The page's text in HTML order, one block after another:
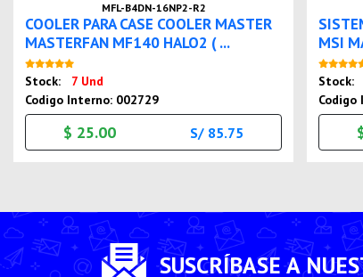
MFL-B4DN-16NP2-R2
COOLER PARA CASE COOLER MASTER
MASTERFAN MF140 HALO2 ( ...
Stock:
7 Und
Codigo Interno: 002729
$ 25.00 S/ 85.75
MSI
Stock:
Codigo
SUSCRÍBASE A